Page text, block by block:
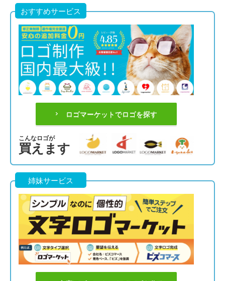
おすすめサービス
ロゴマーケットでロゴを探す
こんなロゴが
買えます
姉妹サービス